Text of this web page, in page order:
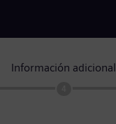
Información adicional